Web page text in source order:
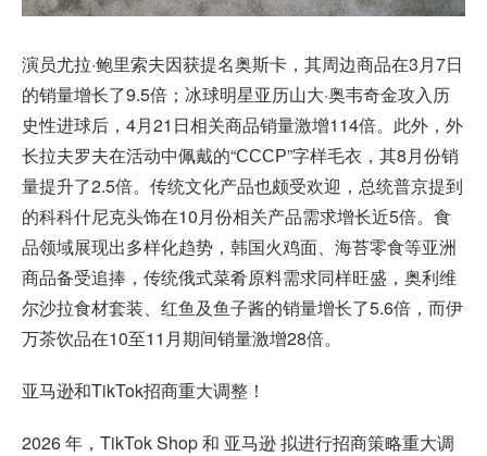
演员尤拉·鲍里索夫因获提名奥斯卡，其周边商品在3月7日
的销量增长了9.5倍；冰球明星亚历山大·奥韦奇金攻入历
史性进球后，4月21日相关商品销量激增114倍。此外，外
长拉夫罗夫在活动中佩戴的“СССР”字样毛衣，其8月份销
量提升了2.5倍。传统文化产品也颇受欢迎，总统普京提到
的科科什尼克头饰在10月份相关产品需求增长近5倍。食
品领域展现出多样化趋势，韩国火鸡面、海苔零食等亚洲
商品备受追捧，传统俄式菜肴原料需求同样旺盛，奥利维
尔沙拉食材套装、红鱼及鱼子酱的销量增长了5.6倍，而伊
万茶饮品在10至11月期间销量激增28倍。
亚马逊和TikTok招商重大调整！
2026 年，TikTok Shop 和 亚马逊 拟进行招商策略重大调